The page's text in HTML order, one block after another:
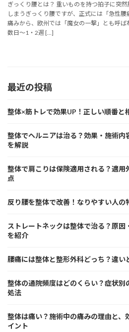
ぎっくり腰とは？ 重いものを持つ拍子に突
しまうぎっくり腰ですが、正式には「急性
痛みから、欧州では「魔女の一撃」とも呼ば
数日〜1・2週 […]
最近の投稿
整体×筋トレで効果UP！正しい順番と
整体でヘルニアは治る？効果・施術内
を解説
整体で肩こりは保険適用される？適用
点
反り腰を整体で改善！なりやすい人
ストレートネックは整体で治る？原
を紹介
腰痛には整体と整形外科どっち？違
整体の通院頻度はどのくらい？症状別
処法
整体は痛い？施術中の痛みの理由と、
イント